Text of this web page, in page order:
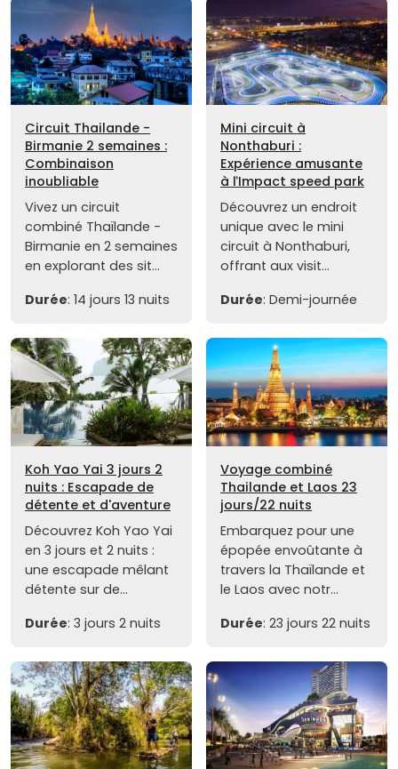
Circuit Thailande -
Birmanie 2 semaines :
Combinaison
inoubliable
Vivez un circuit
combiné Thaïlande -
Birmanie en 2 semaines
en explorant des sit...
Durée: 14 jours 13 nuits
Mini circuit à
Nonthaburi :
Expérience amusante
à ľImpact speed park
Découvrez un endroit
unique avec le mini
circuit à Nonthaburi,
offrant aux visit...
Durée: Demi-journée
Koh Yao Yai 3 jours 2
nuits : Escapade de
détente et d'aventure
Découvrez Koh Yao Yai
en 3 jours et 2 nuits :
une escapade mêlant
détente sur de...
Durée: 3 jours 2 nuits
Voyage combiné
Thailande et Laos 23
jours/22 nuits
Embarquez pour une
épopée envoûtante à
travers la Thaïlande et
le Laos avec notr...
Durée: 23 jours 22 nuits